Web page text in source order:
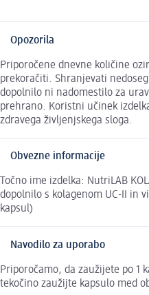
Opozorila
Priporočene dnevne količine
prekoračiti. Shranjevati
dopolnilo ni nadomestilo za
prehrano. Koristni učinek
zdravega življenjskega sloga.
Obvezne informacije
Točno ime izdelka: NutriLAB
dopolnilo s kolagenom UC-II in
kapsul)
Navodilo za uporabo
Priporočamo, da zaužijete po 1
tekočino zaužijte kapsulo med